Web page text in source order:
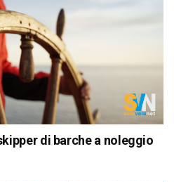
di barche a noleggio